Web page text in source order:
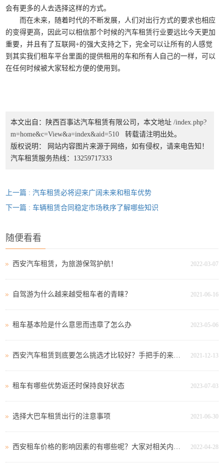
会有更多的人去选择这样的方式。
而在未来，随着时代的不断发展，人们对出行方式的要求也相应
的变得更高，因此可以相信那个时候的汽车租赁行业要远比今天更加
重要，并且有了互联网+的强大支持之下，完全可以让所有的人感觉
到其实我们租车平台里面的提供租用的车和所有人自己的一样，可以
在任何时候被大家轻松方便的使用到。
本文出自：陕西百事达汽车租赁有限公司，本文地址/index.php?
m=home&c=View&a=index&aid=510 转载请注明出处。
版权说明： 网站内容图片来源于网络，如有侵权，请来电告知！
汽车租赁服务热线：13259717333
上一篇 : 汽车租赁必将迎来广阔未来和租车优势
下一篇 : 车辆租赁合同稳定市场秩序了解哪些知识
随便看看
2022-03-07
西安汽车租赁，为旅游保驾护航！
2021-06-16
自驾游为什么越来越受租车者的青睐？
2023-05-06
租车基本险是什么意思而违章了怎么办
2021-12-13
西安汽车租赁到底要怎么挑选才比较好？手把手的来教你
2023-07-03
租车有哪些优势返还时保持良好状态
2021-06-30
选择大巴车租赁出行的注意事项
2022-04-28
西安租车价格的影响因素的有哪些呢？大家对相关内容了解吗？